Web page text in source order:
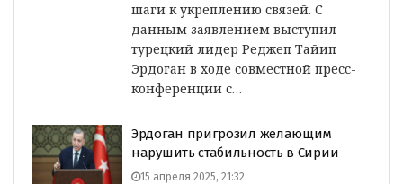
шаги к укреплению связей. С
данным заявлением выступил
турецкий лидер Реджеп Тайип
Эрдоган в ходе совместной пресс-
конференции с…
Эрдоган пригрозил желающим
нарушить стабильность в Сирии
15 апреля 2025, 21:32